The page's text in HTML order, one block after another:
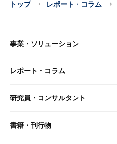
トップ レポート・コラム
事業・ソリューション
事業・ソリューション トップ
リサーチ
レポート・コラム
レポート・コラム トップ
最新のレポート・コラム
研究員・コンサルタント
研究員・コンサルタント トップ
書籍・刊行物